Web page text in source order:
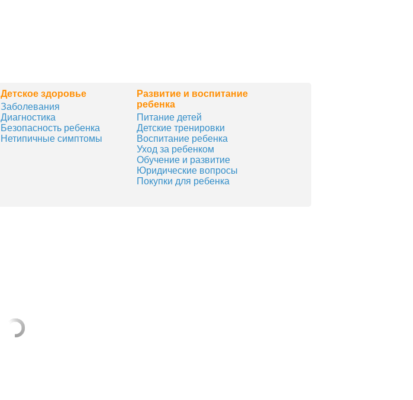
Детское здоровье
Заболевания
Диагностика
Безопасность ребенка
Нетипичные симптомы
Развитие и воспитание
ребенка
Питание детей
Детские тренировки
Воспитание ребенка
Уход за ребенком
Обучение и развитие
Юридические вопросы
Покупки для ребенка